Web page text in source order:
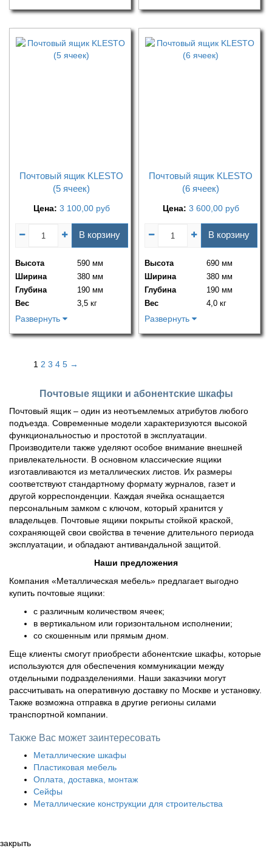
Почтовый ящик KLESTO
(5 ячеек)
Цена: 3 100,00 руб
В корзину
Высота
590 мм
Ширина
380 мм
Глубина
190 мм
Вес
3,5 кг
Развернуть
Почтовый ящик KLESTO
(6 ячеек)
Цена: 3 600,00 руб
В корзину
Высота
690 мм
Ширина
380 мм
Глубина
190 мм
Вес
4,0 кг
Развернуть
1 2 3 4 5 →
Почтовые ящики и абонентские шкафы
Почтовый ящик – один из неотъемлемых атрибутов любого
подъезда. Современные модели характеризуются высокой
функциональностью и простотой в эксплуатации.
Производители также уделяют особое внимание внешней
привлекательности. В основном классические ящики
изготавливаются из металлических листов. Их размеры
соответствуют стандартному формату журналов, газет и
другой корреспонденции. Каждая ячейка оснащается
персональным замком с ключом, который хранится у
владельцев. Почтовые ящики покрыты стойкой краской,
сохраняющей свои свойства в течение длительного периода
эксплуатации, и обладают антивандальной защитой.
Наши предложения
Компания «Металлическая мебель» предлагает выгодно
купить почтовые ящики:
с различным количеством ячеек;
в вертикальном или горизонтальном исполнении;
со скошенным или прямым дном.
Еще клиенты смогут приобрести абонентские шкафы, которые
используются для обеспечения коммуникации между
отдельными подразделениями. Наши заказчики могут
рассчитывать на оперативную доставку по Москве и установку.
Также возможна отправка в другие регионы силами
транспортной компании.
Также Вас может заинтересовать
Металлические шкафы
Пластиковая мебель
Оплата, доставка, монтаж
Сейфы
Металлические конструкции для строительства
закрыть